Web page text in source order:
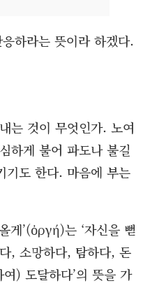
하라는 뜻이라 하겠다.
는 것이 무엇인가. 노여
하게 불어 파도나 불길
기도 한다. 마음에 부는
게’(ὀργή)는 ‘자신을 뻗
, 소망하다, 탐하다, 돈
) 도달하다’의 뜻을 가